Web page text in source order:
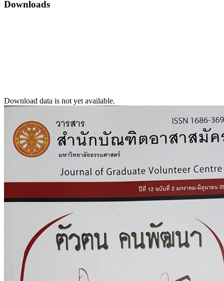
Downloads
Download data is not yet available.